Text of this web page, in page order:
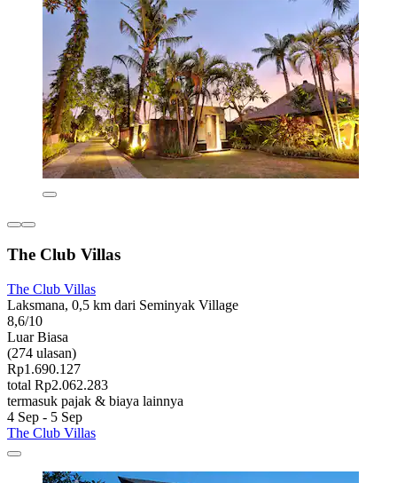
The Club Villas
The Club Villas
Laksmana, 0,5 km dari Seminyak Village
8,6/10
Luar Biasa
(274 ulasan)
Rp1.690.127
total Rp2.062.283
termasuk pajak & biaya lainnya
4 Sep - 5 Sep
The Club Villas